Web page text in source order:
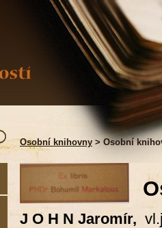
Osobní knihovny > Osobní
J O H N Jaromír,